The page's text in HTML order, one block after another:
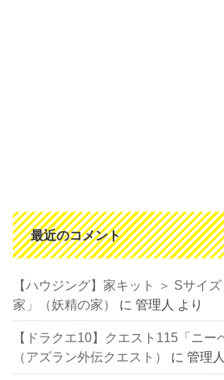
最近のコメント
【ハウジング】家キット ＞ Sサイ
家」（妖精の家）
に管理人 より
【ドラクエ10】クエスト115「ニー
（アズラン外伝クエスト）
に管理人